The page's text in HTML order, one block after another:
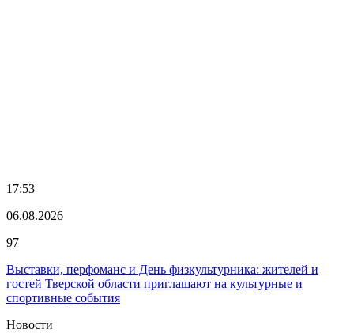
17:53
06.08.2026
97
Выставки, перфоманс и День физкультурника: жителей и
гостей Тверской области приглашают на культурные и
спортивные события
Новости